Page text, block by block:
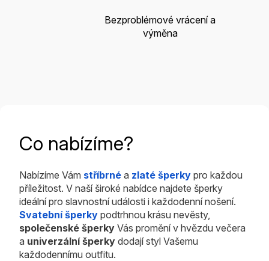
Bezproblémové vrácení a
výměna
Co nabízíme?
Nabízíme Vám stříbrné a zlaté šperky pro každou
příležitost. V naší široké nabídce najdete šperky
ideální pro slavnostní události i každodenní nošení.
Svatební šperky podtrhnou krásu nevěsty,
společenské šperky Vás promění v hvězdu večera
a univerzální šperky dodají styl Vašemu
každodennímu outfitu.